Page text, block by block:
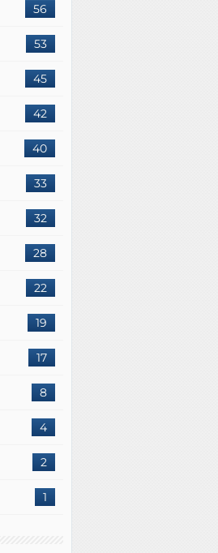
56
53
45
42
40
33
32
28
22
19
17
8
4
2
1